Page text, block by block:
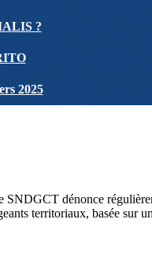
?
2025
dénonce
territoriaux, basée sur